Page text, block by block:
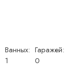
Ванных:
1
Гаражей:
0